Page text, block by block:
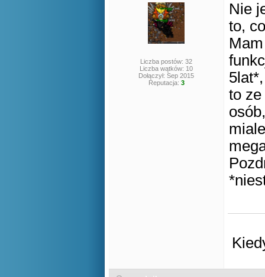
Liczba postów: 32
Liczba wątków: 10
Dołączył: Sep 2015
Reputacja: 3
Nie
to,
to ze